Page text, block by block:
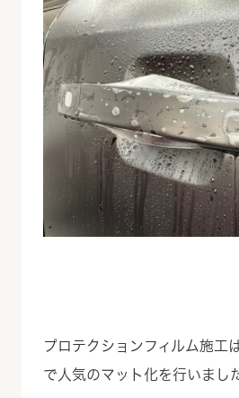
プロテクションフィルム施工
で人気のマット化を行いまし